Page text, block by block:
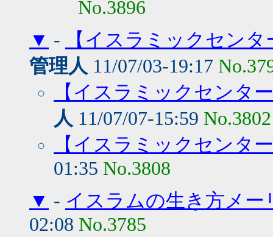
No.3896
▼ -
【イスラミックセン
管理人 11/07/03-19:17
【イスラミックセンタ
人 11/07/07-15:59 No.3802
【イスラミックセンタ
01:35 No.3808
▼ - イスラムの生き方メー
02:08 No.3785